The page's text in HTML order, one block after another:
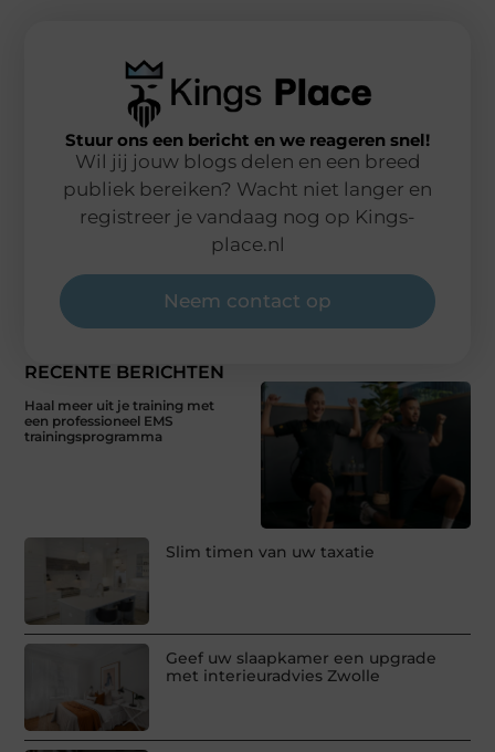
RECENTE BERICHTEN
Haal meer uit je training met
een professioneel EMS
trainingsprogramma
Slim timen van uw taxatie
Geef uw slaapkamer een upgrade
met interieuradvies Zwolle
Stuur ons een bericht en we reageren snel!
Wil jij jouw blogs delen en een breed
publiek bereiken? Wacht niet langer en
registreer je vandaag nog op Kings-
place.nl
Neem contact op